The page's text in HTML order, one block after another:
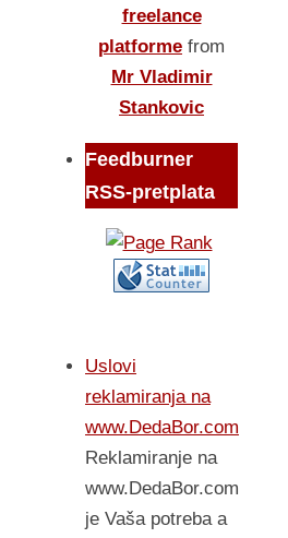
freelance
platforme from
Mr Vladimir
Stankovic
Feedburner
RSS-pretplata
Uslovi
reklamiranja na
www.DedaBor.com
Reklamiranje na
www.DedaBor.com
je Vaša potreba a